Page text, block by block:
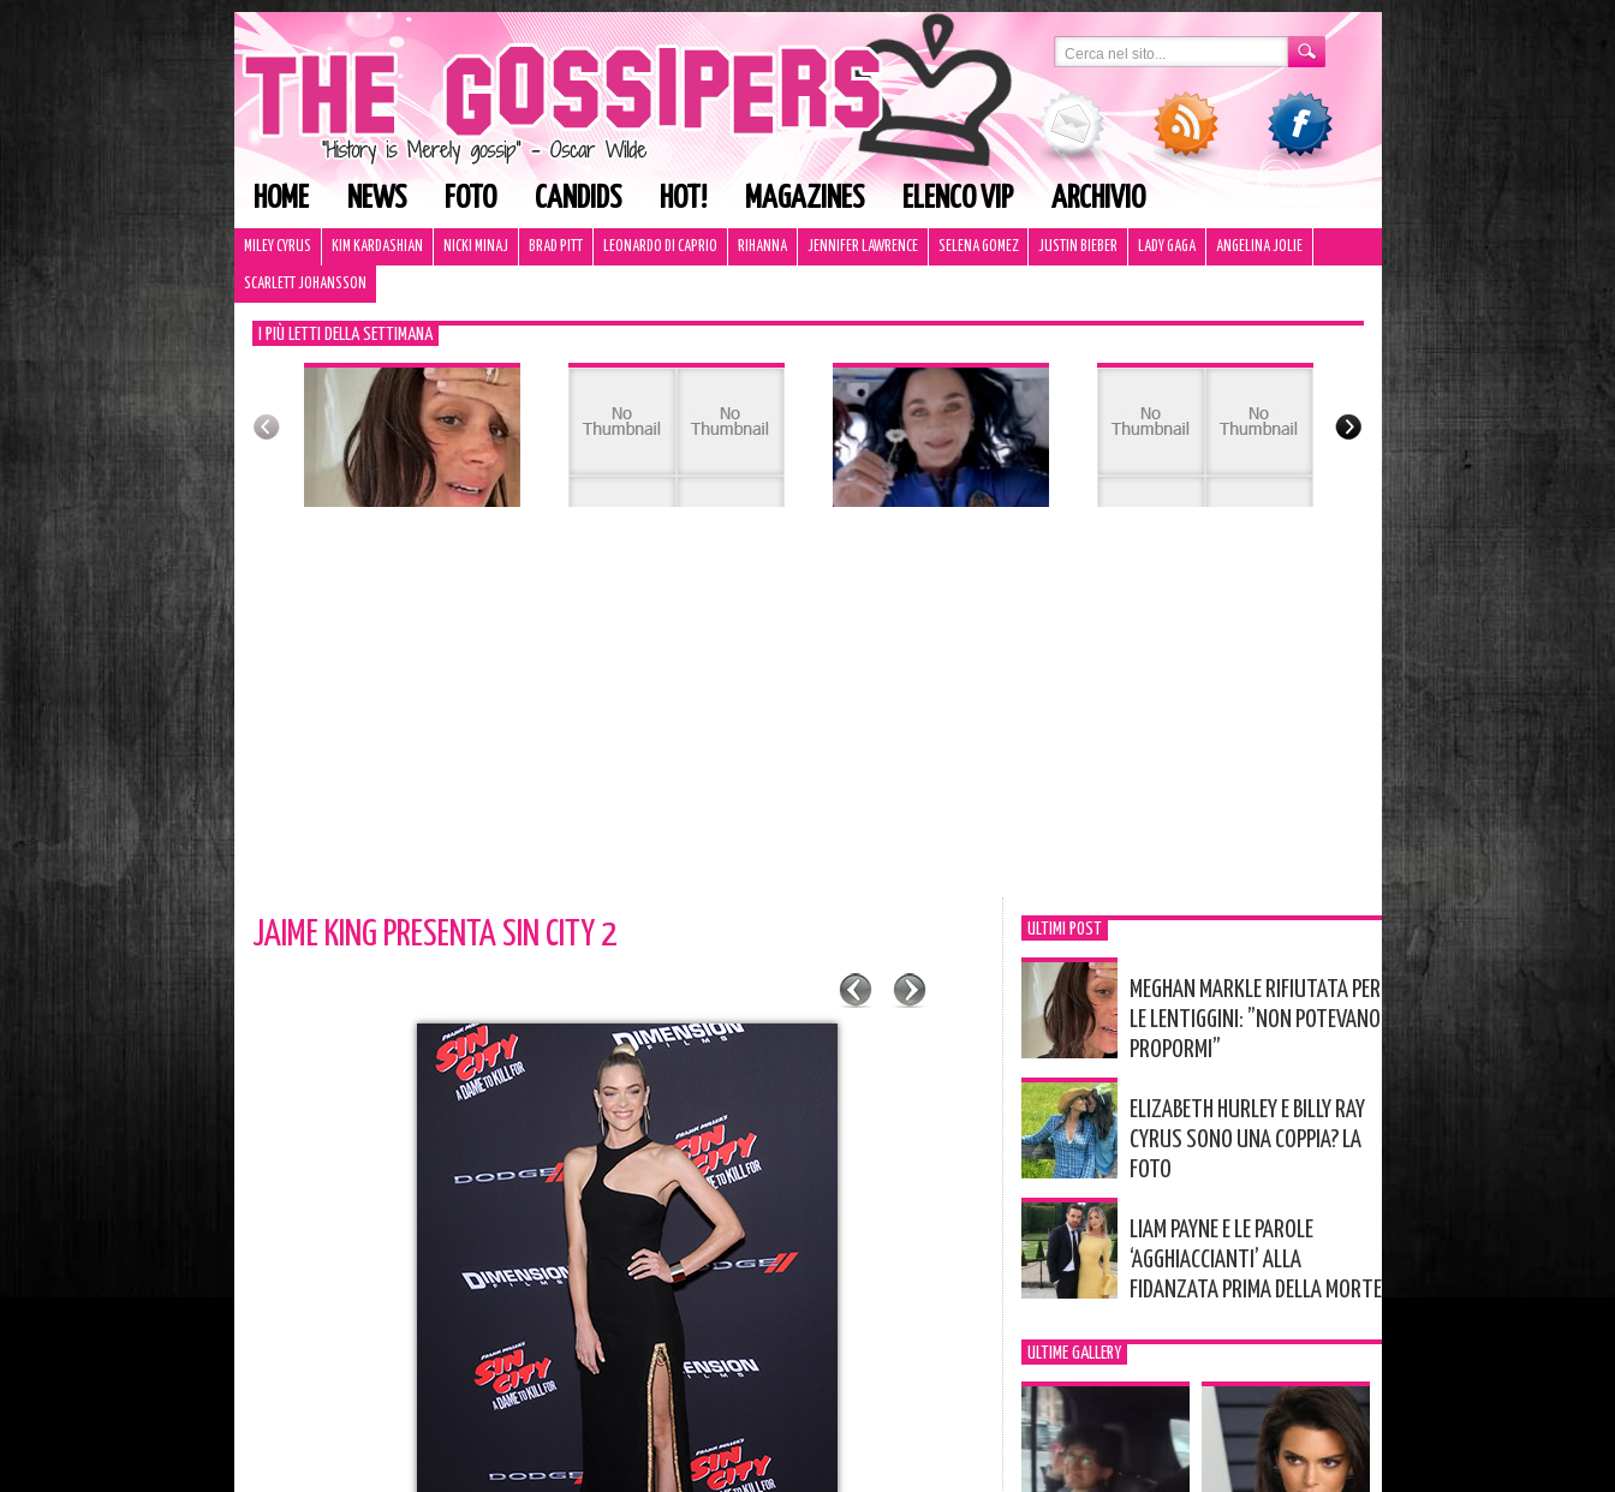
HOME NEWS FOTO CANDIDS HOT! MAGAZINES ELENCO VIP ARCHIVIO
MILEY CYRUS KIM KARDASHIAN NICKI MINAJ BRAD PITT LEONARDO DI CAPRIO RIHANNA JENNIFER LAWRENCE SELENA GOMEZ JUSTIN BIEBER LADY GAGA ANGELINA JOLIE
SCARLETT JOHANSSON
I PIÙ LETTI DELLA SETTIMANA
JAIME KING PRESENTA SIN CITY 2 ULTIMI POST
MEGHAN MARKLE RIFIUTATA PER
LE LENTIGGINI: ”NON POTEVANO
PROPORMI”
ELIZABETH HURLEY E BILLY RAY
CYRUS SONO UNA COPPIA? LA
FOTO
LIAM PAYNE E LE PAROLE
‘AGGHIACCIANTI’ ALLA
FIDANZATA PRIMA DELLA MORTE
ULTIME GALLERY